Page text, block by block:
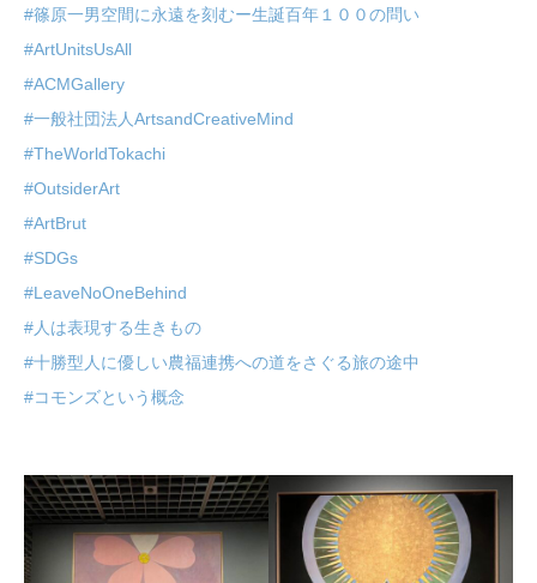
#篠原一男空間に永遠を刻むー生誕百年１００の問い
#ArtUnitsUsAll
#ACMGallery
#一般社団法人ArtsandCreativeMind
#TheWorldTokachi
#OutsiderArt
#ArtBrut
#SDGs
#LeaveNoOneBehind
#人は表現する生きもの
#十勝型人に優しい農福連携への道をさぐる旅の途中
#コモンズという概念